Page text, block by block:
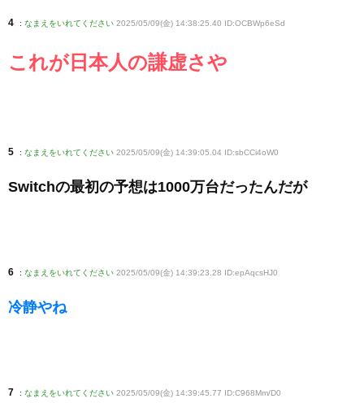
4 : なまえをいれてください 2025/05/09(金) 14:38:25.40 ID:OCBWp6eSd
これが日本人の謙虚さや
5 : なまえをいれてください 2025/05/09(金) 14:39:05.04 ID:sbCCi4oW0
Switchの最初の予想は1000万台だったんだが
6 : なまえをいれてください 2025/05/09(金) 14:39:23.28 ID:epAqcsHJ0
冷静やね
7 : なまえをいれてください 2025/05/09(金) 14:39:45.77 ID:C968Mm/D0